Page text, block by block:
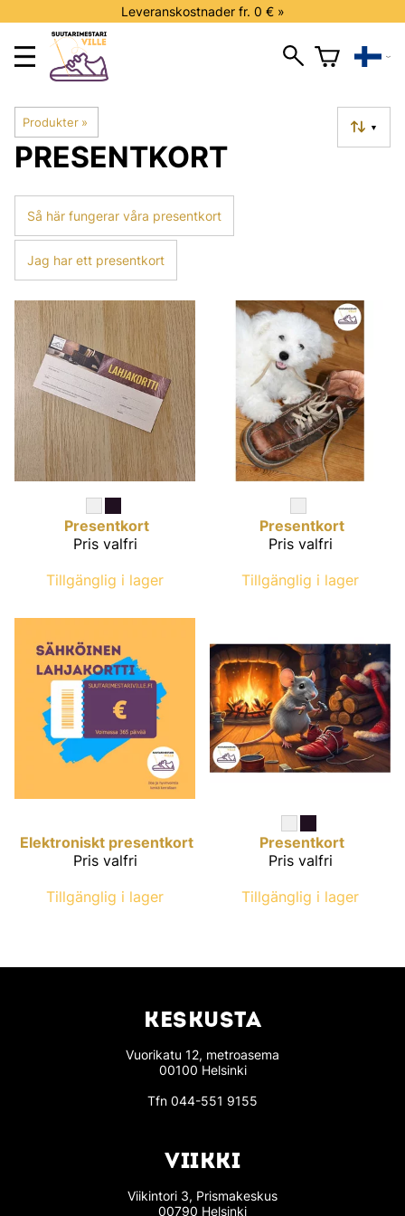
Leveranskostnader fr. 0 € »
Produkter ‪» ▼
PRESENTKORT
Så här fungerar våra presentkort
Jag har ett presentkort
Presentkort
Pris valfri
Tillgänglig i lager
Presentkort
Pris valfri
Tillgänglig i lager
Elektroniskt presentkort
Pris valfri
Tillgänglig i lager
Presentkort
Pris valfri
Tillgänglig i lager
KESKUSTA
Vuorikatu 12, metroasema
00100 Helsinki
Tfn 044-551 9155
VIIKKI
Viikintori 3, Prismakeskus
00790 Helsinki